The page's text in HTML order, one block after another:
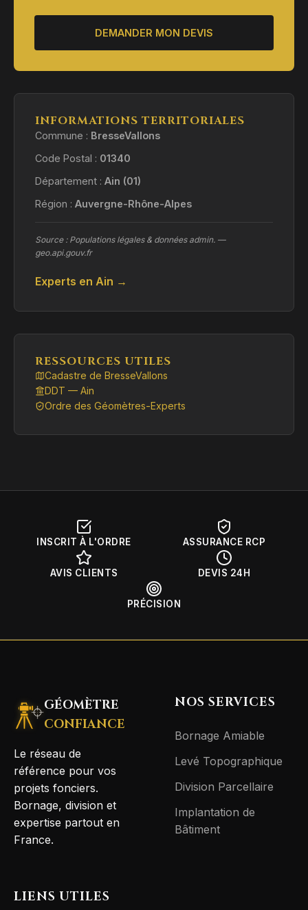
DEMANDER MON DEVIS
INFORMATIONS TERRITORIALES
Commune : BresseVallons
Code Postal : 01340
Département : Ain (01)
Région : Auvergne-Rhône-Alpes
Source : Populations légales & données admin. —
geo.api.gouv.fr
Experts en Ain →
RESSOURCES UTILES
Cadastre de BresseVallons
DDT — Ain
Ordre des Géomètres-Experts
INSCRIT À L'ORDRE ASSURANCE RCP
AVIS CLIENTS DEVIS 24H
PRÉCISION
GÉOMÈTRE
CONFIANCE
Le réseau de
référence pour vos
projets fonciers.
Bornage, division et
expertise partout en
France.
NOS SERVICES
Bornage Amiable
Levé Topographique
Division Parcellaire
Implantation de
Bâtiment
LIENS UTILES